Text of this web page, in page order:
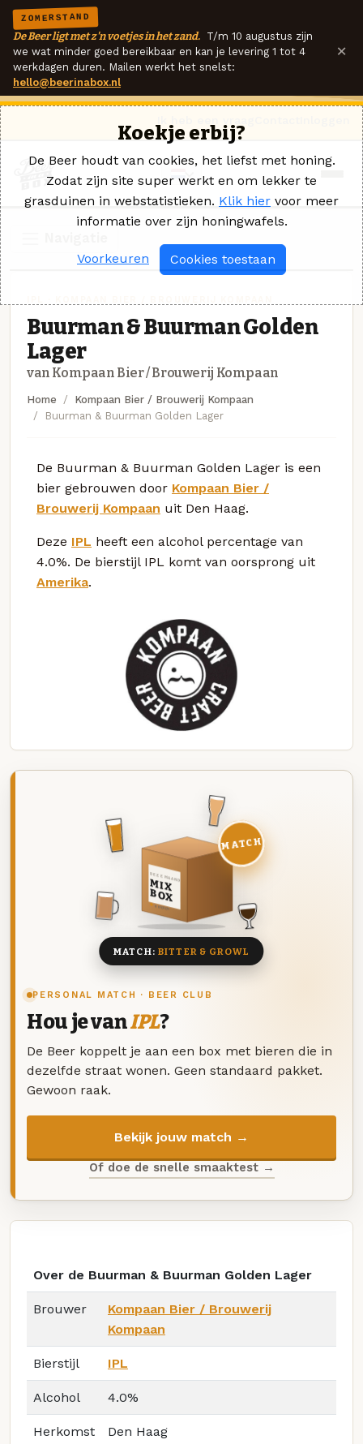
ZOMERSTAND
De Beer ligt met z'n voetjes in het zand. T/m 10 augustus zijn
we wat minder goed bereikbaar en kan je levering 1 tot 4
werkdagen duren. Mailen werkt het snelst:
hello@beerinabox.nl
×
Buurman & Buurman Golden
Lager
van Kompaan Bier / Brouwerij Kompaan
Home
Kompaan Bier / Brouwerij Kompaan
Buurman & Buurman Golden Lager
De Buurman & Buurman Golden Lager is een
bier gebrouwen door Kompaan Bier /
Brouwerij Kompaan uit Den Haag.
Deze IPL heeft een alcohol percentage van
4.0%. De bierstijl IPL komt van oorsprong uit
Amerika.
PERSONAL MATCH · BEER CLUB
Hou je vanIPL?
De Beer koppelt je aan een box met bieren die in
dezelfde straat wonen. Geen standaard pakket.
Gewoon raak.
Bekijk jouw match →
Of doe de snelle smaaktest →
DEZE MAAND
MIX
BOX
8 BIEREN
MATCH
MATCH: BITTER & GROWL
Over de Buurman & Buurman Golden Lager
Brouwer
Kompaan Bier / Brouwerij
Kompaan
Bierstijl IPL
Alcohol 4.0%
Herkomst Den Haag
Koekje erbij?
De Beer houdt van cookies, het liefst met honing.
Zodat zijn site super werkt en om lekker te
grasduinen in webstatistieken. Klik hier voor meer
informatie over zijn honingwafels.
Voorkeuren Cookies toestaan